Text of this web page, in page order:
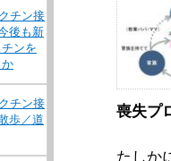
喪失プ
たしか
チン接
後も新
ンを
チン接
歩／道